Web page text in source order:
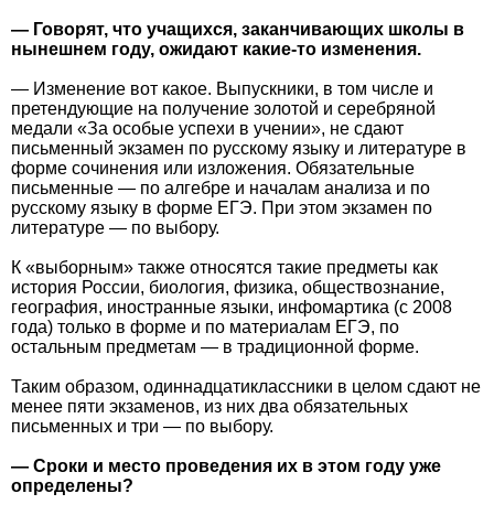
— Говорят, что учащихся, заканчивающих школы в
нынешнем году, ожидают какие-то изменения.
— Изменение вот какое. Выпускники, в том числе и
претендующие на получение золотой и серебряной
медали «За особые успехи в учении», не сдают
письменный экзамен по русскому языку и литературе в
форме сочинения или изложения. Обязательные
письменные — по алгебре и началам анализа и по
русскому языку в форме ЕГЭ. При этом экзамен по
литературе — по выбору.
К «выборным» также относятся такие предметы как
история России, биология, физика, обществознание,
география, иностранные языки, инфомартика (с 2008
года) только в форме и по материалам ЕГЭ, по
остальным предметам — в традиционной форме.
Таким образом, одиннадцатиклассники в целом сдают не
менее пяти экзаменов, из них два обязательных
письменных и три — по выбору.
— Сроки и место проведения их в этом году уже
определены?